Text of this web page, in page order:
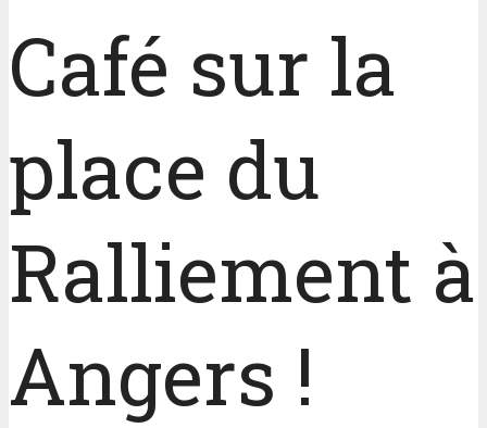
Café sur la
place du
Ralliement à
Angers !